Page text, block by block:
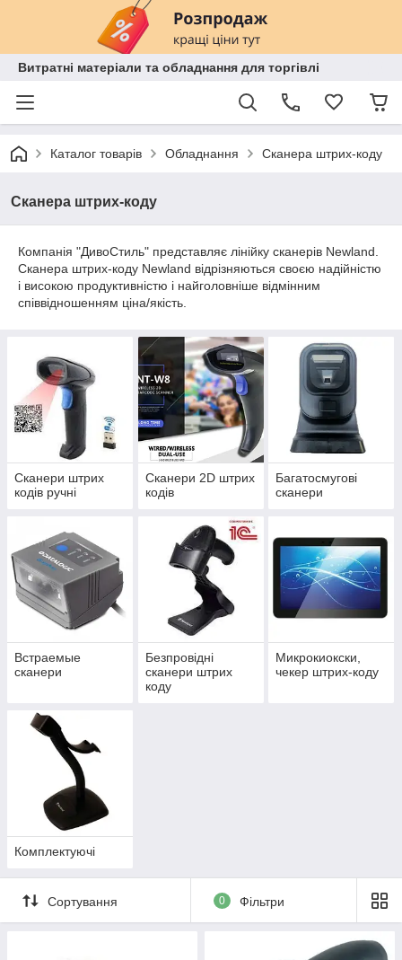
Витратні матеріали та обладнання для торгівлі
Каталог товарів Обладнання Сканера штрих-коду
Сканера штрих-коду
Компанія "ДивоСтиль" представляє лінійку сканерів Newland.
Сканера штрих-коду Newland відрізняються своєю надійністю
і високою продуктивністю і найголовніше відмінним
співвідношенням ціна/якість.
Сканери штрих
кодів ручні
Сканери 2D штрих
кодів
Багатосмугові
сканери
Встраемые
сканери
Безпровідні
сканери штрих
коду
Микрокиокски,
чекер штрих-коду
Комплектуючі
Сортування 0 Фільтри